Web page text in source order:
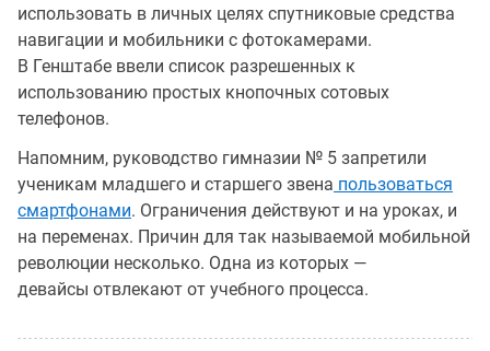
использовать в личных целях спутниковые средства
навигации и мобильники с фотокамерами.
В Генштабе ввели список разрешенных к
использованию простых кнопочных сотовых
телефонов.
Напомним, руководство гимназии № 5 запретили
ученикам младшего и старшего звена пользоваться
смартфонами. Ограничения действуют и на уроках, и
на переменах. Причин для так называемой мобильной
революции несколько. Одна из которых —
девайсы отвлекают от учебного процесса.